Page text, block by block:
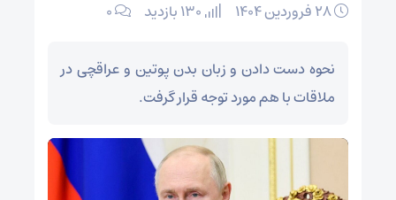
۰
نحوه دست دادن و زبان بدن پوتین و عراقچی در
ملاقات با هم مورد توجه قرار گرفت.